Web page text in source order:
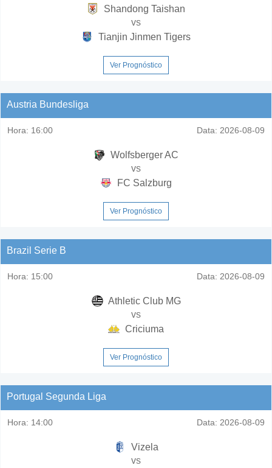
Shandong Taishan
vs
Tianjin Jinmen Tigers
Ver Prognóstico
Austria Bundesliga
Hora: 16:00 Data: 2026-08-09
Wolfsberger AC
vs
FC Salzburg
Ver Prognóstico
Brazil Serie B
Hora: 15:00 Data: 2026-08-09
Athletic Club MG
vs
Criciuma
Ver Prognóstico
Portugal Segunda Liga
Hora: 14:00 Data: 2026-08-09
Vizela
vs